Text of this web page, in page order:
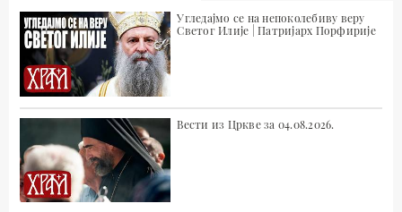
Угледајмо се на непоколебиву веру
Светог Илије | Патријарх Порфирије
Вести из Цркве за 04.08.2026.